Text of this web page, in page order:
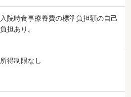
入院時食事療養費の標準負担額の自己
負担あり。
所得制限なし